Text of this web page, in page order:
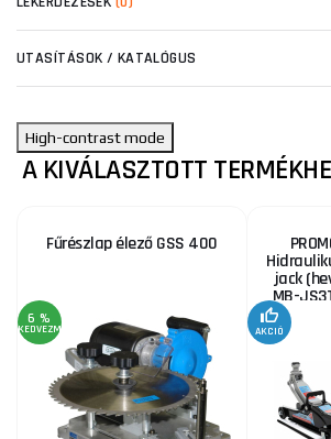
UTASÍTÁSOK / KATALÓGUS
High-contrast mode
A KIVÁLASZTOTT
Fűrészlap élező GSS 400
6 %
KEDVEZMÉNY
jack
MB-
AKCIÓ